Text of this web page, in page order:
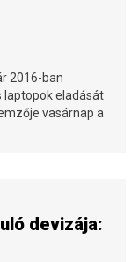
2016-ban
laptopok eladását
vasárnap a
devizája: